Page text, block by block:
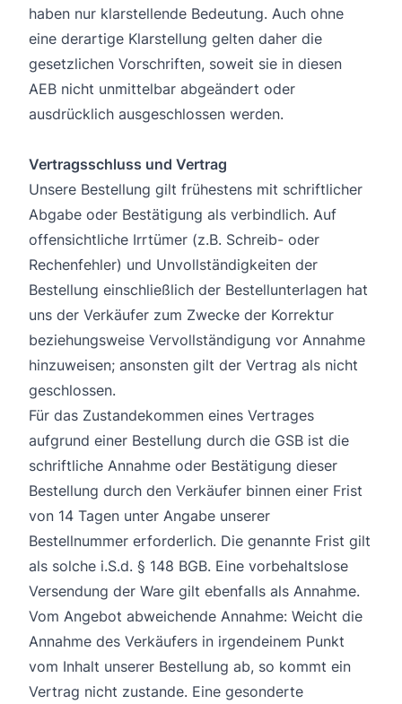
haben nur klarstellende Bedeutung. Auch ohne
eine derartige Klarstellung gelten daher die
gesetzlichen Vorschriften, soweit sie in diesen
AEB nicht unmittelbar abgeändert oder
ausdrücklich ausgeschlossen werden.
Vertragsschluss und Vertrag
Unsere Bestellung gilt frühestens mit schriftlicher
Abgabe oder Bestätigung als verbindlich. Auf
offensichtliche Irrtümer (z.B. Schreib- oder
Rechenfehler) und Unvollständigkeiten der
Bestellung einschließlich der Bestellunterlagen hat
uns der Verkäufer zum Zwecke der Korrektur
beziehungsweise Vervollständigung vor Annahme
hinzuweisen; ansonsten gilt der Vertrag als nicht
geschlossen.
Für das Zustandekommen eines Vertrages
aufgrund einer Bestellung durch die GSB ist die
schriftliche Annahme oder Bestätigung dieser
Bestellung durch den Verkäufer binnen einer Frist
von 14 Tagen unter Angabe unserer
Bestellnummer erforderlich. Die genannte Frist gilt
als solche i.S.d. § 148 BGB. Eine vorbehaltslose
Versendung der Ware gilt ebenfalls als Annahme.
Vom Angebot abweichende Annahme: Weicht die
Annahme des Verkäufers in irgendeinem Punkt
vom Inhalt unserer Bestellung ab, so kommt ein
Vertrag nicht zustande. Eine gesonderte